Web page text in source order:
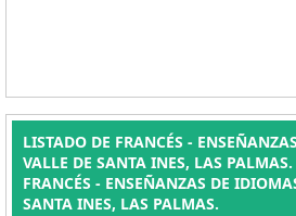
LISTADO DE FRANCÉS -
VALLE DE SANTA INES, LAS
FRANCÉS - ENSEÑANZAS DE
SANTA INES, LAS PALMAS.